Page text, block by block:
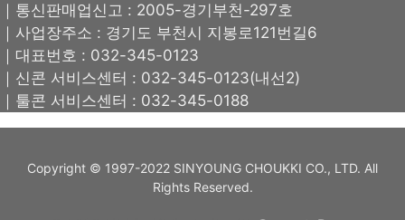
｜통신판매업신고 : 2005-경기부천-297호
｜사업장주소 : 경기도 부천시 지봉로121번길6
｜대표번호 : 032-345-0123
｜신콘 서비스센터 : 032-345-0123(내선2)
｜툴콘 서비스센터 : 032-345-0188
Copyright © 1997-2022 SINYOUNG CHOUKKI CO., LTD. All
Rights Reserved.